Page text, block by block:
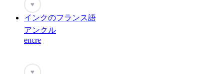
♥
インクのフランス語
アンクル
encre
♥